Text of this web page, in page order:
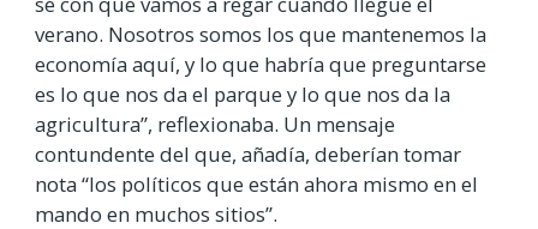
verano. Nosotros somos los que mantenemos la
economía aquí, y lo que habría que preguntarse
es lo que nos da el parque y lo que nos da la
agricultura”, reflexionaba. Un mensaje
contundente del que, añadía, deberían tomar
nota “los políticos que están ahora mismo en el
mando en muchos sitios”.